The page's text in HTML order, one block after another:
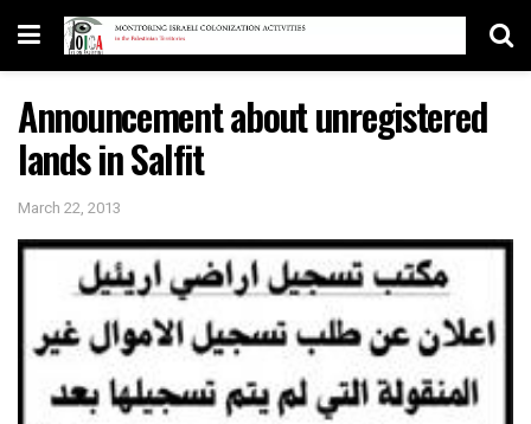
Announcement about unregistered
lands in Salfit
March 22, 2013